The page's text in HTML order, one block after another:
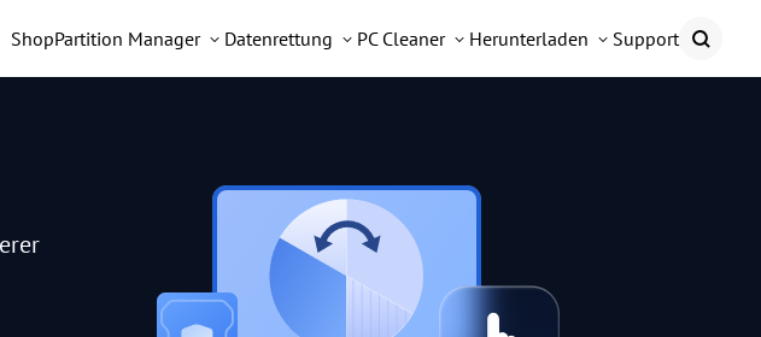
ShopPartition Manager Datenrettung PC Cleaner Herunterladen Support